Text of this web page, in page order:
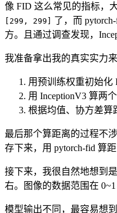
像 FID 这么常见的指标，
[299, 299] 了，而
方。且通过调查发现，
我准备拿出我的真实实力
用预训练权重初始化
用 InceptionV3 算两
根据均值、协方差算
最后那个算距离的过程不
存下来，用 pytorch-fid 算
接下来，我很自然地想到
右。图像的数据范围在
模型输出不同，最容易想